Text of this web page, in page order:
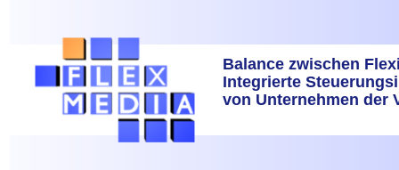
Balance zwischen
Integrierte
von Unternehmen der